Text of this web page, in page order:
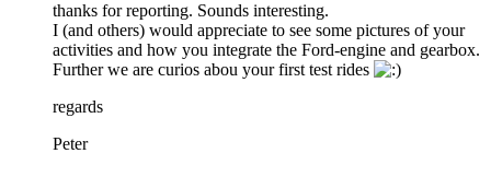
thanks for reporting. Sounds interesting.
I (and others) would appreciate to see some pictures of your
activities and how you integrate the Ford-engine and gearbox.
Further we are curios abou your first test rides
regards
Peter